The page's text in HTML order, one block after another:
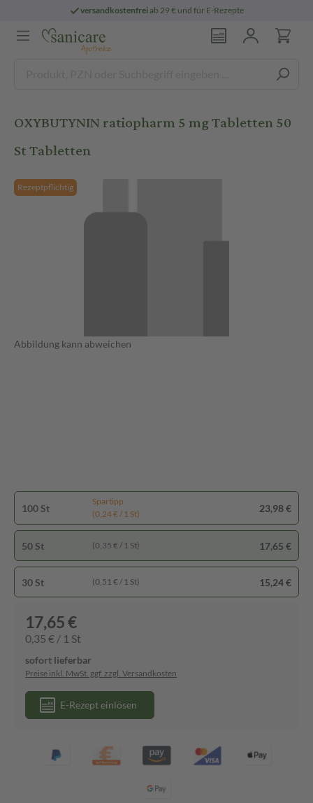
versandkostenfreiab 29 € und für E-Rezepte
OXYBUTYNIN ratiopharm 5 mg Tabletten 50
St Tabletten
Rezeptpflichtig
Abbildung kann abweichen
100 St
Spartipp
(0,24 € / 1 St)
23,98 €
50 St (0,35 € / 1 St) 17,65 €
30 St (0,51 € / 1 St) 15,24 €
17,65 €
0,35 € / 1 St
sofort lieferbar
Preise inkl. MwSt. ggf. zzgl. Versandkosten
E-Rezept einlösen